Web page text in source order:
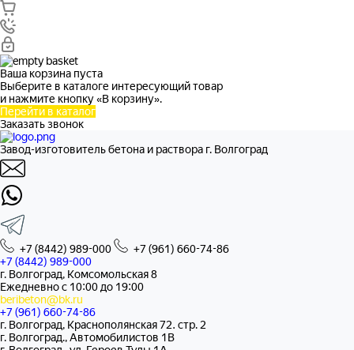
Ваша корзина пуста
Выберите в каталоге интересующий товар
и нажмите кнопку «В корзину».
Перейти в каталог
Заказать звонок
Завод-изготовитель бетона и раствора г. Волгоград
+7 (8442) 989-000
+7 (961) 660-74-86
+7 (8442) 989-000
г. Волгоград, Комсомольская 8
Ежедневно с 10:00 до 19:00
beribeton@bk.ru
+7 (961) 660-74-86
г. Волгоград, Краснополянская 72. стр. 2
г. Волгоград., Автомобилистов 1В